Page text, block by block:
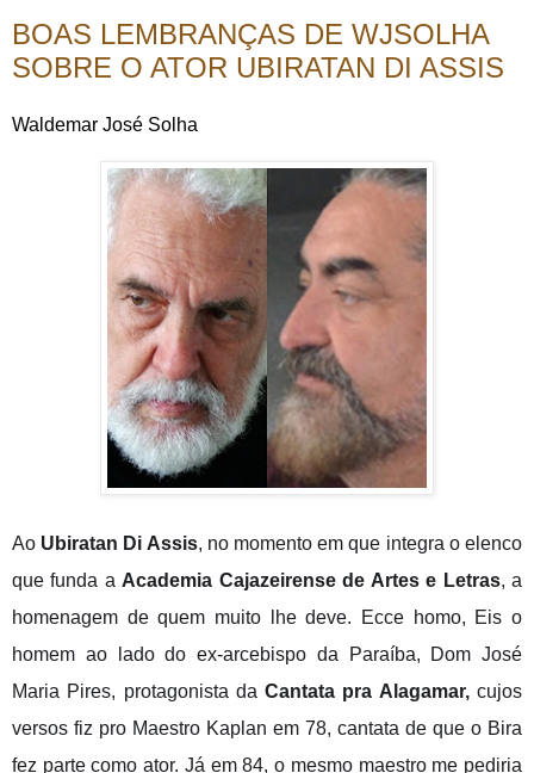
BOAS LEMBRANÇAS DE WJSOLHA
SOBRE O ATOR UBIRATAN DI ASSIS
Waldemar José Solha
Ao Ubiratan Di Assis, no momento em que integra o elenco
que funda a Academia Cajazeirense de Artes e Letras, a
homenagem de quem muito lhe deve. Ecce homo, Eis o
homem ao lado do ex-arcebispo da Paraíba, Dom José
Maria Pires, protagonista daCantata pra Alagamar,cujos
versos fiz pro Maestro Kaplan em 78, cantata de que o Bira
fez parte como ator. Já em 84, o mesmo maestro me pediria